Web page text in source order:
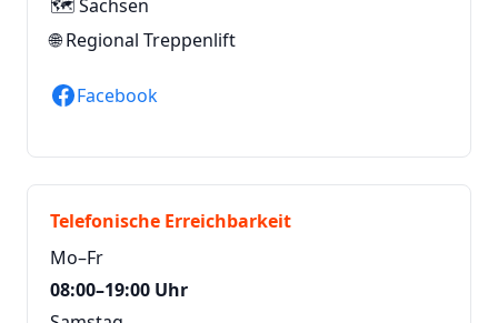
🗺️ Sachsen
🌐Regional Treppenlift
Facebook
Telefonische Erreichbarkeit
Mo–Fr
08:00–19:00 Uhr